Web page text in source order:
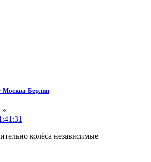
Москва-Берлин
»
колёса независимые